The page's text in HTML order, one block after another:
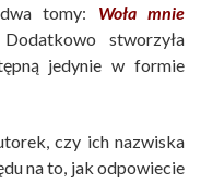
tomy: Woła mnie
stworzyła
jedynie w formie
czy ich nazwiska
na to, jak odpowiecie